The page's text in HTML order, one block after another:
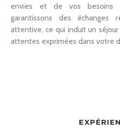
envies et de vos besoins
garantissons des échanges
attentive, ce qui induit un
attentes exprimées dans votre